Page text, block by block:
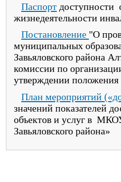
Паспорт доступности
жизнедеятельности
Постановление "О
муниципальных
Завьяловского района
комиссии по
утверждении
План мероприятий
значений показателей
объектов и услуг в
Завьяловского района»